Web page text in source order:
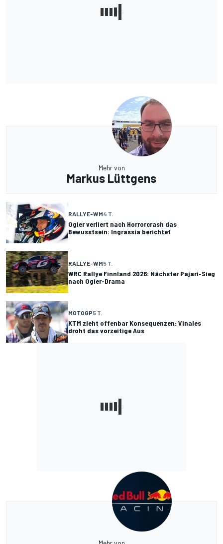
Mehr von
Markus Lüttgens
RALLYE-WM4 T.
Ogier verliert nach Horrorcrash das
Bewusstsein: Ingrassia berichtet
RALLYE-WM5 T.
WRC Rallye Finnland 2026: Nächster Pajari-Sieg
nach Ogier-Drama
MOTOGP5 T.
KTM zieht offenbar Konsequenzen: Vinales
droht das vorzeitige Aus